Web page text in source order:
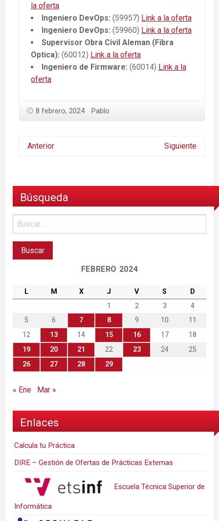
la oferta
Ingeniero DevOps: (59957) Link a la oferta
Ingeniero DevOps: (59960) Link a la oferta
Supervisor Obra Civil Aleman (Fibra
Optica): (60012) Link a la oferta
Ingeniero de Firmware: (60014) Link a la
oferta
8 febrero, 2024 Pablo
Anterior Siguiente
Búsqueda
FEBRERO 2024
L M X J V S
D
1
2 3
4
5
6 7 8 9 10
11
12
13 14 15 16 17
18
19
20 21 22 23 24
25
26
27 28 29
« Ene Mar »
Enlaces
Calcula tu Práctica
DIRE – Gestión de Ofertas de Prácticas Externas
Escuela Técnica Superior de
Informática